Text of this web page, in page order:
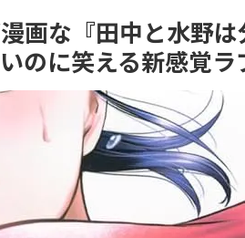
画な『田中と水野
のに笑える新感覚ラ